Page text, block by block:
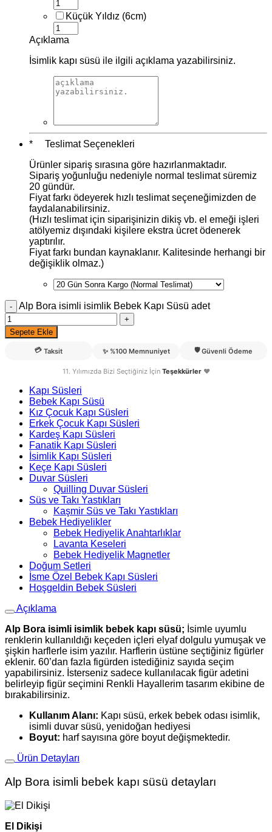
Küçük Yıldız (6cm)
Açıklama
İsimlik kapı süsü ile ilgili açıklama yazabilirsiniz.
*
Teslimat Seçenekleri
Ürünler sipariş sırasına göre hazırlanmaktadır.
Sipariş yoğunluğu nedeniyle normal teslimat süremiz
20 gündür.
Fiyat farkı ödeyerek hızlı teslimat seçeneğimizden de
faydalanabilirsiniz.
(Hızlı teslimat için siparişinizin dikiş vb. el emeği işleri
atölyemiz dışındaki kişilere ekstra ücret ödenerek
yaptırılır.
Fiyat farkı bundan kaynaklanır. Kalitesinde herhangi bir
değişiklik olmaz.)
Alp Bora isimli isimlik Bebek Kapı Süsü adet
Sepete Ekle
💳 Taksit ✨ %100 Memnuniyet 🛡️ Güvenli Ödeme
11. Yılımızda Bizi Seçtiğiniz İçin Teşekkürler❤️
Kapı Süsleri
Bebek Kapı Süsü
Kız Çocuk Kapı Süsleri
Erkek Çocuk Kapı Süsleri
Kardeş Kapı Süsleri
Fanatik Kapı Süsleri
İsimlik Kapı Süsleri
Keçe Kapı Süsleri
Duvar Süsleri
Quilling Duvar Süsleri
Süs ve Takı Yastıkları
Kaşmir Süs ve Takı Yastıkları
Bebek Hediyelikler
Bebek Hediyelik Anahtarlıklar
Lavanta Keseleri
Bebek Hediyelik Magnetler
Doğum Setleri
İsme Özel Bebek Kapı Süsleri
Hoşgeldin Bebek Süsleri
Açıklama
Alp Bora isimli isimlik bebek kapı süsü; İsimle uyumlu
renklerin kullanıldığı keçeden içleri elyaf dolgulu yumuşak ve
şişkin harflerle isim yazılır. Harflerin üstüne seçtiğiniz figürler
eklenir. 60’dan fazla figürden istediğiniz sayıda seçim
yapabilirsiniz. İsterseniz sadece kullanılacak figür adetini
belirleyip figür seçimini Renkli Hayallerim tasarım ekibine de
bırakabilirsiniz.
Kullanım Alanı: Kapı süsü, erkek bebek odası isimlik,
isimli duvar süsü, yenidoğan hediyesi
Boyut: harf sayısına göre boyut değişmektedir.
Ürün Detayları
Alp Bora isimli bebek kapı süsü detayları
El Dikişi